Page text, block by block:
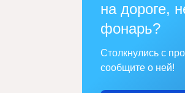
на дороге,
фонарь?
Столкнулись с
сообщите о ней!